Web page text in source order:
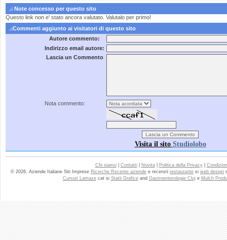
Note concesso per questo sito
Questo link non e' stato ancora valutato. Valutalo per primo!
Commenti aggiunto ai visitatori di questo sito
Autore commento:
Indirizzo email autore:
Lascia un Commento
Nota commento:
Visita il sito Studiolobo
Chi siamo| Contatti| Novita| Politica della Privacy|
© 2026. Aziende Italiane Siti Imprese Ricerche Recente aziende e recenzii restaurante si web design
Cursuri Lamazecat si Statii Graficeand Gastroenterologie Cluje Mulch